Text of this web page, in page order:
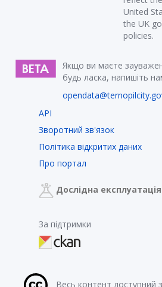
United
the UK
policies.
Якщо ви маєте
будь ласка, напишіть
API
Зворотний зв'язок
Політика відкритих даних
Про портал
Дослідна експлуатація
За підтримки
Весь контент доступний